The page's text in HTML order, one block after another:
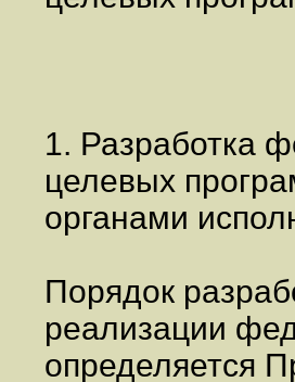
1. Разработка
целевых
органами
Порядок
реализации
определяется